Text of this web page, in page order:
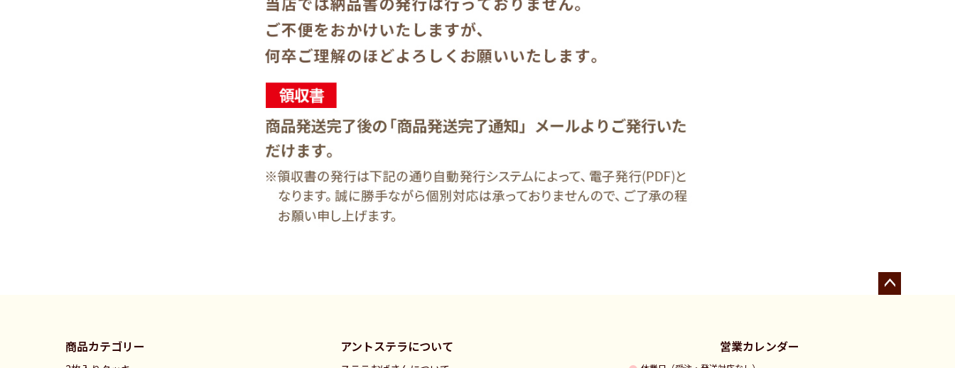
商品カテゴリー アントステラについて 営業カレンダー